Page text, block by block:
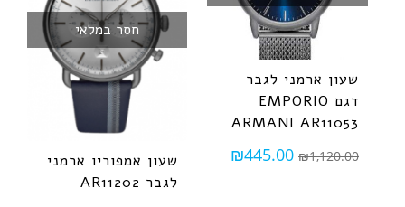
שעון ארמני לגבר
דגם EMPORIO
ARMANI AR11053
₪1,120.00
₪445.00
חסר במלאי
שעון אמפוריו ארמני
לגבר AR11202